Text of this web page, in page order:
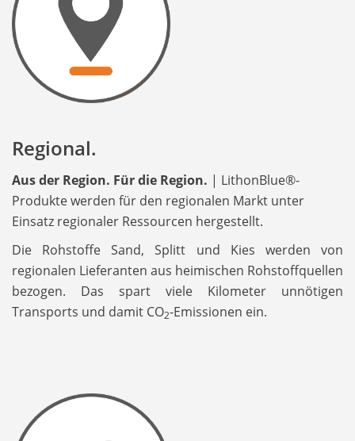
Regional.
Aus der Region. Für die Region. | LithonBlue®-
Produkte werden für den regionalen Markt unter
Einsatz regionaler Ressourcen hergestellt.
Die Rohstoffe Sand, Splitt und Kies werden von
regionalen Lieferanten aus heimischen Rohstoffquellen
bezogen. Das spart viele Kilometer unnötigen
Transports und damit CO2-Emissionen ein.